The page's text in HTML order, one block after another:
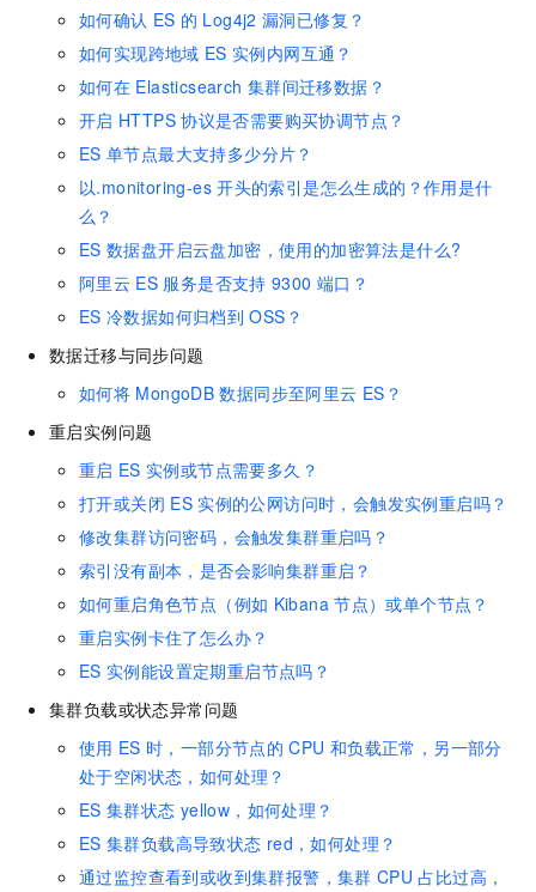
如何确认 ES 的 Log4j2 漏洞已修复？
如何实现跨地域 ES 实例内网互通？
如何在 Elasticsearch 集群间迁移数据？
开启 HTTPS 协议是否需要购买协调节点？
ES 单节点最大支持多少分片？
以.monitoring-es 开头的索引是怎么生成的？作用是什
么？
ES 数据盘开启云盘加密，使用的加密算法是什么?
阿里云 ES 服务是否支持 9300 端口？
ES 冷数据如何归档到 OSS？
数据迁移与同步问题
如何将 MongoDB 数据同步至阿里云 ES？
重启实例问题
重启 ES 实例或节点需要多久？
打开或关闭 ES 实例的公网访问时，会触发实例重启吗？
修改集群访问密码，会触发集群重启吗？
索引没有副本，是否会影响集群重启？
如何重启角色节点（例如 Kibana 节点）或单个节点？
重启实例卡住了怎么办？
ES 实例能设置定期重启节点吗？
集群负载或状态异常问题
使用 ES 时，一部分节点的 CPU 和负载正常，另一部分
处于空闲状态，如何处理？
ES 集群状态 yellow，如何处理？
ES 集群负载高导致状态 red，如何处理？
通过监控查看到或收到集群报警，集群 CPU 占比过高，